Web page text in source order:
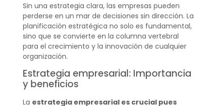
Sin una estrategia clara, las empresas pueden
perderse en un mar de decisiones sin dirección. La
planificación estratégica no solo es fundamental,
sino que se convierte en la columna vertebral
para el crecimiento y la innovación de cualquier
organización.
Estrategia empresarial: Importancia
y beneficios
La estrategia empresarial es crucial pues